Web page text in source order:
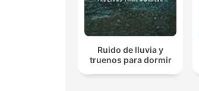
Ruido de lluvia y
truenos para dormir